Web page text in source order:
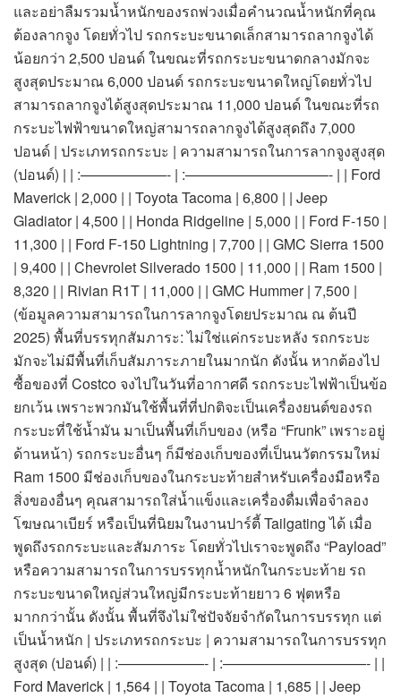
และอย่าลืมรวมน้ำหนักของรถพ่วงเมื่อคำนวณน้ำหนักที่คุณ
ต้องลากจูง โดยทั่วไป รถกระบะขนาดเล็กสามารถลากจูงได้
น้อยกว่า 2,500 ปอนด์ ในขณะที่รถกระบะขนาดกลางมักจะ
สูงสุดประมาณ 6,000 ปอนด์ รถกระบะขนาดใหญ่โดยทั่วไป
สามารถลากจูงได้สูงสุดประมาณ 11,000 ปอนด์ ในขณะที่รถ
กระบะไฟฟ้าขนาดใหญ่สามารถลากจูงได้สูงสุดถึง 7,000
ปอนด์ | ประเภทรถกระบะ | ความสามารถในการลากจูงสูงสุด
(ปอนด์) | | :——————- | :——————————- | | Ford
Maverick | 2,000 | | Toyota Tacoma | 6,800 | | Jeep
Gladiator | 4,500 | | Honda Ridgeline | 5,000 | | Ford F-150 |
11,300 | | Ford F-150 Lightning | 7,700 | | GMC Sierra 1500
| 9,400 | | Chevrolet Silverado 1500 | 11,000 | | Ram 1500 |
8,320 | | Rivian R1T | 11,000 | | GMC Hummer | 7,500 |
(ข้อมูลความสามารถในการลากจูงโดยประมาณ ณ ต้นปี
2025) พื้นที่บรรทุกสัมภาระ: ไม่ใช่แค่กระบะหลัง รถกระบะ
มักจะไม่มีพื้นที่เก็บสัมภาระภายในมากนัก ดังนั้น หากต้องไป
ซื้อของที่ Costco จงไปในวันที่อากาศดี รถกระบะไฟฟ้าเป็นข้อ
ยกเว้น เพราะพวกมันใช้พื้นที่ที่ปกติจะเป็นเครื่องยนต์ของรถ
กระบะที่ใช้น้ำมัน มาเป็นพื้นที่เก็บของ (หรือ “Frunk” เพราะอยู่
ด้านหน้า) รถกระบะอื่นๆ ก็มีช่องเก็บของที่เป็นนวัตกรรมใหม่
Ram 1500 มีช่องเก็บของในกระบะท้ายสำหรับเครื่องมือหรือ
สิ่งของอื่นๆ คุณสามารถใส่น้ำแข็งและเครื่องดื่มเพื่อจำลอง
โฆษณาเบียร์ หรือเป็นที่นิยมในงานปาร์ตี้ Tailgating ได้ เมื่อ
พูดถึงรถกระบะและสัมภาระ โดยทั่วไปเราจะพูดถึง “Payload”
หรือความสามารถในการบรรทุกน้ำหนักในกระบะท้าย รถ
กระบะขนาดใหญ่ส่วนใหญ่มีกระบะท้ายยาว 6 ฟุตหรือ
มากกว่านั้น ดังนั้น พื้นที่จึงไม่ใช่ปัจจัยจำกัดในการบรรทุก แต่
เป็นน้ำหนัก | ประเภทรถกระบะ | ความสามารถในการบรรทุก
สูงสุด (ปอนด์) | | :——————- | :——————————- | |
Ford Maverick | 1,564 | | Toyota Tacoma | 1,685 | | Jeep